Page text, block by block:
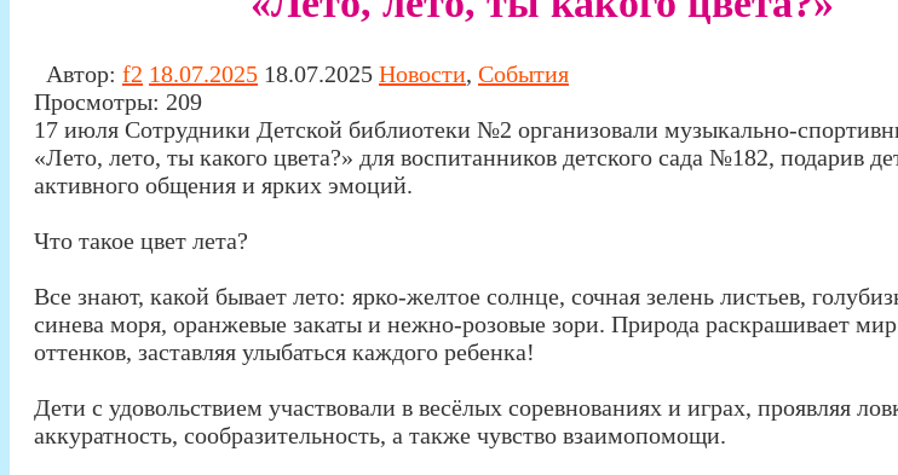
Автор: f2 18.07.2025 18.07.2025 Новости, События
Просмотры: 209
17 июля Сотрудники Детской библиотеки №2 организовали музыкально-
«Лето, лето, ты какого цвета?» для воспитанников детского сада №182, подарив
активного общения и ярких эмоций.
Что такое цвет лета?
Все знают, какой бывает лето: ярко-желтое солнце, сочная зелень листьев,
синева моря, оранжевые закаты и нежно-розовые зори. Природа раскрашивает
оттенков, заставляя улыбаться каждого ребенка!
Дети с удовольствием участвовали в весёлых соревнованиях и играх, проявляя
аккуратность, сообразительность, а также чувство взаимопомощи.